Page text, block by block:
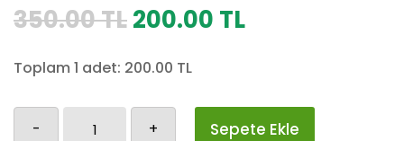
350.00TLOrijinal
350.00 TL.
200.00 TLŞu
Toplam 1 adet: 200.00 TL
- + Sepete Ekle